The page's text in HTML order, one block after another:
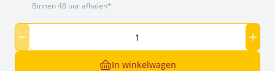
Binnen 48 uur afhalen*
In winkelwagen